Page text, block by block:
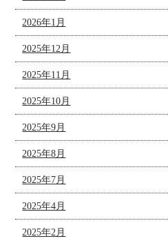
2026年1月
2025年12月
2025年11月
2025年10月
2025年9月
2025年8月
2025年7月
2025年4月
2025年2月